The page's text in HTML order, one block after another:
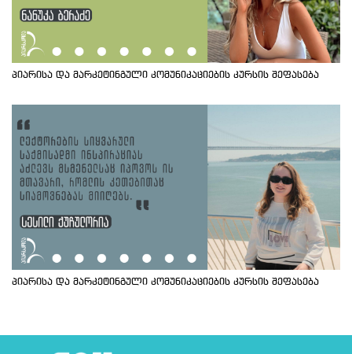
პიარისა და მარკეტინგული კომუნიკაციების კურსის შეფასება
პიარისა და მარკეტინგული კომუნიკაციების კურსის შეფასება